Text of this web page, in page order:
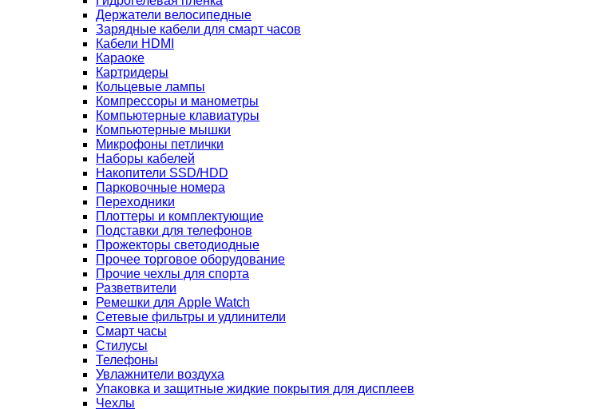
Держатели велосипедные
Зарядные кабели для смарт часов
Кабели HDMI
Караоке
Картридеры
Кольцевые лампы
Компрессоры и манометры
Компьютерные клавиатуры
Компьютерные мышки
Микрофоны петлички
Наборы кабелей
Накопители SSD/HDD
Парковочные номера
Переходники
Плоттеры и комплектующие
Подставки для телефонов
Прожекторы светодиодные
Прочее торговое оборудование
Прочие чехлы для спорта
Разветвители
Ремешки для Apple Watch
Сетевые фильтры и удлинители
Смарт часы
Стилусы
Телефоны
Увлажнители воздуха
Упаковка и защитные жидкие покрытия для дисплеев
Чехлы